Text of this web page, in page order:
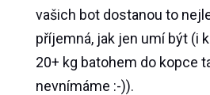
vašich bot dostanou to
příjemná, jak jen umí být (i
20+ kg batohem do kopce
nevnímáme :-)).